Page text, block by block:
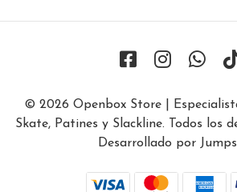
© 2026 Openbox Store |
Skate, Patines y Slackline. Todos los
Desarrollado por